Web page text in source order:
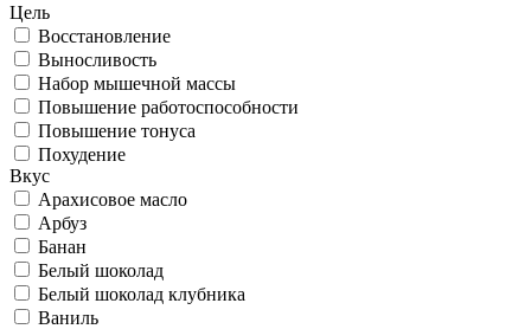
Цель
Восстановление
Выносливость
Набор мышечной массы
Повышение работоспособности
Повышение тонуса
Похудение
Вкус
Арахисовое масло
Арбуз
Банан
Белый шоколад
Белый шоколад клубника
Ваниль